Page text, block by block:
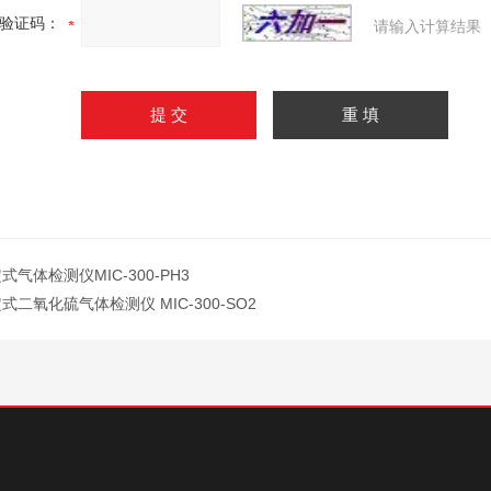
验证码： 请输入计算结果
式气体检测仪MIC-300-PH3
式二氧化硫气体检测仪 MIC-300-SO2